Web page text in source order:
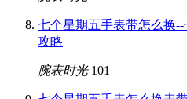
七个星期五手表带怎么换
攻略
腕表时光 101